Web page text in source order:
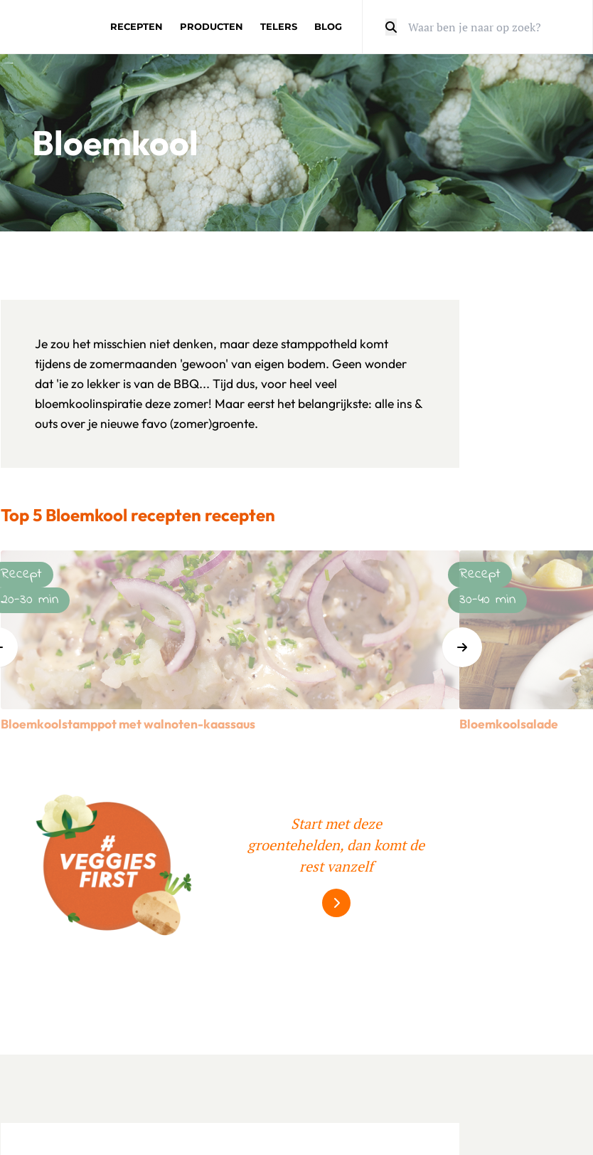
RECEPTEN PRODUCTEN TELERS BLOG
Bloemkool
Je zou het misschien niet denken, maar deze stamppotheld komt
tijdens de zomermaanden 'gewoon' van eigen bodem. Geen wonder
dat 'ie zo lekker is van de BBQ... Tijd dus, voor heel veel
bloemkoolinspiratie deze zomer! Maar eerst het belangrijkste: alle ins &
outs over je nieuwe favo (zomer)groente.
Top 5 Bloemkool recepten recepten
Bloemkoolstamppot met walnoten-kaassaus
Recept
20-30 min
Bloemkoolsalade
Recept
30-40 min
Start met deze
groentehelden, dan komt de
rest vanzelf
Alles over #veggiesfirst